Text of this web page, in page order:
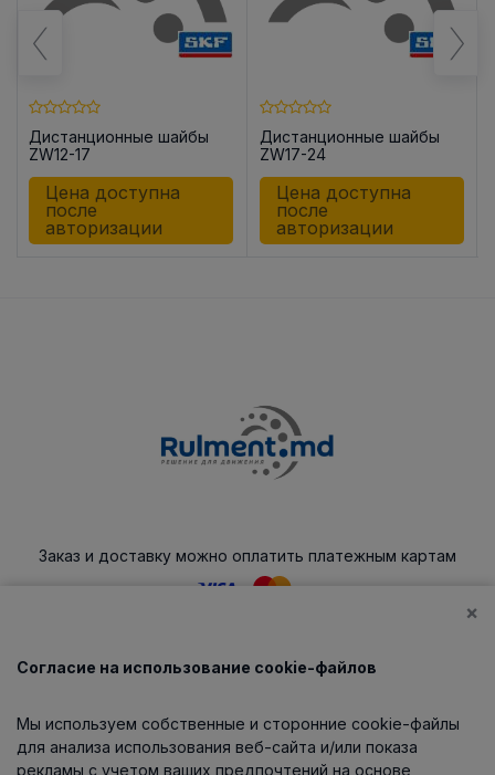
Дистанционные шайбы
ZW12-17
Цена доступна
после
авторизации
Дистанционные шайбы
ZW17-24
Цена доступна
после
авторизации
Заказ и доставку можно оплатить платежным картам
Каталог
О компании
×
Согласие на использование cookie-файлов
Мы используем собственные и сторонние cookie-файлы
для анализа использования веб-сайта и/или показа
рекламы с учетом ваших предпочтений на основе